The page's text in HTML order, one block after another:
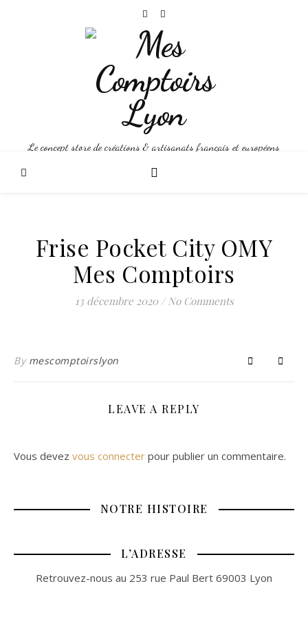
Le concept store de créations & artisanats français et européens
Frise Pocket City OMY
Mes Comptoirs
13 décembre 2020 / No Comments
By mescomptoirslyon
LEAVE A REPLY
Vous devez vous connecter pour publier un commentaire.
NOTRE HISTOIRE
L’ADRESSE
Retrouvez-nous au 253 rue Paul Bert 69003 Lyon